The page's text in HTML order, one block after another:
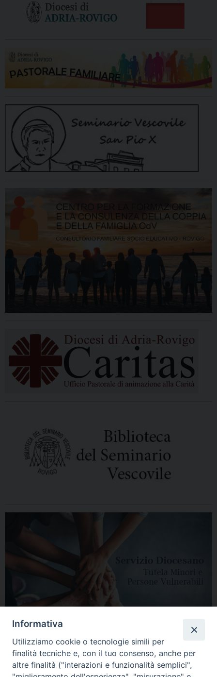
Informativa
Utilizziamo cookie o tecnologie simili per
finalità tecniche e, con il tuo consenso, anche per
altre finalità ("interazioni e funzionalità semplici",